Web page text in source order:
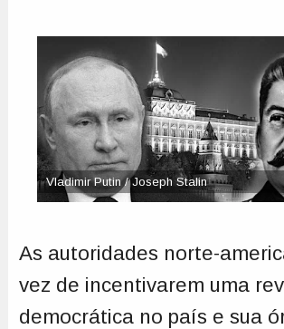
Vladimir Putin / Joseph Stalin
As autoridades norte-
vez de incentivarem uma
democrática no país e sua